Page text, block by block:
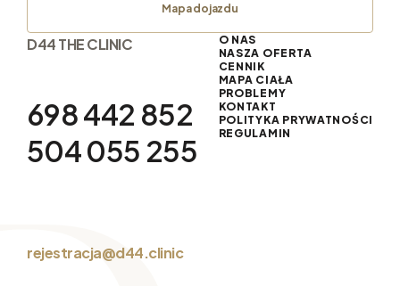
Mapa dojazdu
D44 THE CLINIC
698 442 852
504 055 255
rejestracja@d44.clinic
O NAS
NASZA OFERTA
CENNIK
MAPA CIAŁA
PROBLEMY
KONTAKT
POLITYKA PRYWATNOŚCI
REGULAMIN